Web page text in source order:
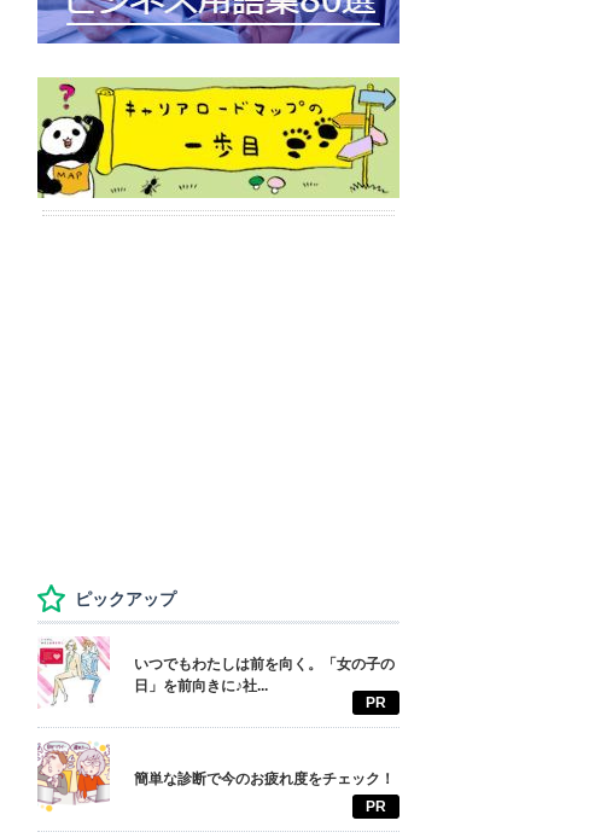
ピックアップ
いつでもわたしは前を向く。「女の子の
日」を前向きに♪社...
PR
簡単な診断で今のお疲れ度をチェック！
PR